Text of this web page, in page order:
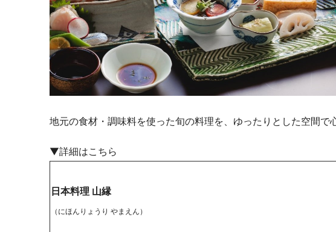
地元の食材・調味料を使った旬の料理を、ゆったりとした空間で
▼詳細はこちら
日本料理 山縁
（にほんりょうり やまえん）